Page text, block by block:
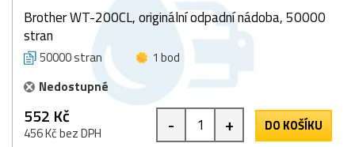
Brother WT-200CL, originální odpadní nádoba, 50000
stran
50000 stran
1 bod
Nedostupné
552 Kč
456 Kč bez DPH - + DO KOŠÍKU